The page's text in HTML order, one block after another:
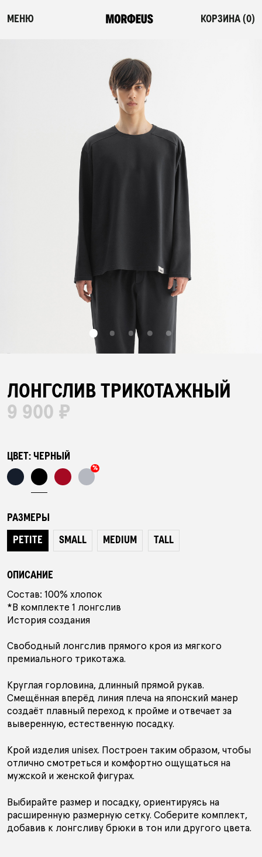
МЕНЮ КОРЗИНА (0)
СМОТРЕТЬ ВСЕ
ФЛЕШ-РАСПРОДАЖА
НОВИНКИ
ПОСТЕЛЬНОЕ БЕЛЬЕ
ОДЕЯЛА-КОМФОРТЕРЫ
БАР НАВОЛОЧЕК
ХАЛАТЫ
ПИЖАМЫ
ПОДАРОЧНЫЙ СЕРТИФИКАТ
АУТЛЕТ
ПОКУПАТЕЛЯМ В ПОДАРОК
КОНТАКТЫ
О БРЕНДЕ
РОССИЯ БЕЛАРУСЬ КАЗАХСТАН
ЛОНГСЛИВ ТРИКОТАЖНЫЙ
9 900 ₽
ЦВЕТ:ЧЕРНЫЙ
%
РАЗМЕРЫ
PETITE
SMALL MEDIUM TALL
ОПИСАНИЕ
Состав: 100% хлопок
*В комплекте 1 лонгслив
История создания
Свободный лонгслив прямого кроя из мягкого
премиального трикотажа.
Круглая горловина, длинный прямой рукав.
Смещённая вперёд линия плеча на японский манер
создаёт плавный переход к пройме и отвечает за
выверенную, естественную посадку.
Крой изделия unisex. Построен таким образом, чтобы
отлично смотреться и комфортно ощущаться на
мужской и женской фигурах.
Выбирайте размер и посадку, ориентируясь на
расширенную размерную сетку. Соберите комплект,
добавив к лонгсливу брюки в тон или другого цвета.